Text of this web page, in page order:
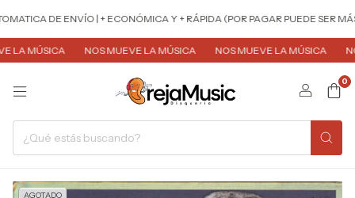
DE ENVÍO | + ECONÓMICA Y + RÁPIDA (POR PAGAR PUEDE SER MÁS
MÚSICA NOS MUEVE LA MÚSICA NOS MUEVE LA MÚSICA
0
AGOTADO